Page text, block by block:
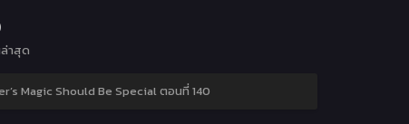
าสุด
Magic Should Be Special ตอนที่ 140